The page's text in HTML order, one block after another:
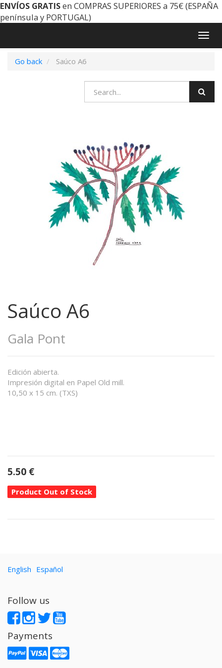
ENVÍOS GRATISen COMPRAS SUPERIORES a 75€ (ESPAÑA
península y PORTUGAL)
Go back
Saúco A6
Saúco A6
Gala Pont
Edición abierta.
Impresión digital en Papel Old mill.
10,50 x 15 cm. (TXS)
5.50 €
Product Out of Stock
English Español
Follow us
Payments